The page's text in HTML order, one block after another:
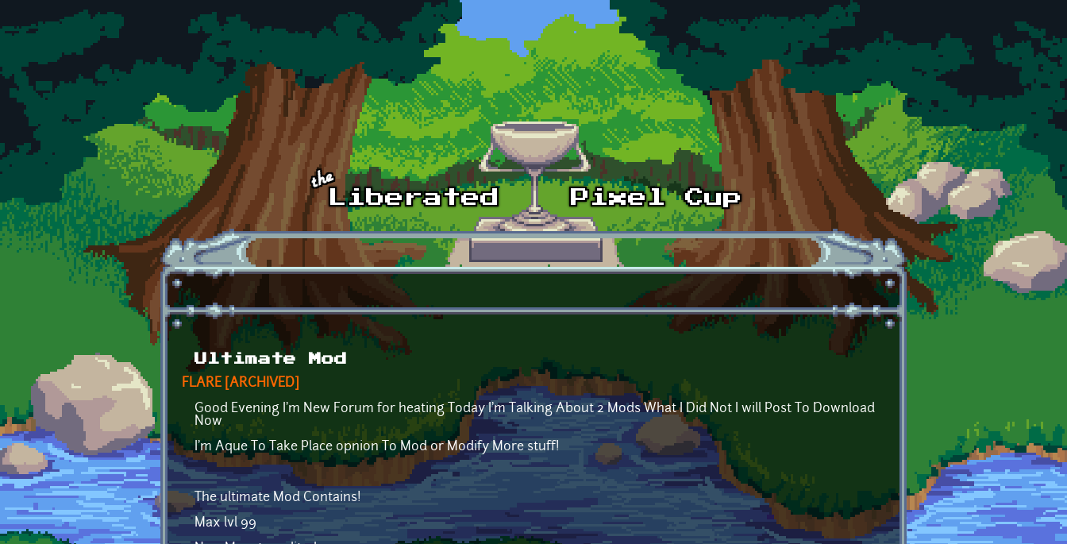
Skip to main content
Ultimate Mod
FLARE [ARCHIVED]
Good Evening I'm New Forum for heating Today I'm Talking About 2 Mods What I Did Not I will Post To Download
Now
I'm Aque To Take Place opnion To Mod or Modify More stuff!
The ultimate Mod Contains!
Max lvl 99